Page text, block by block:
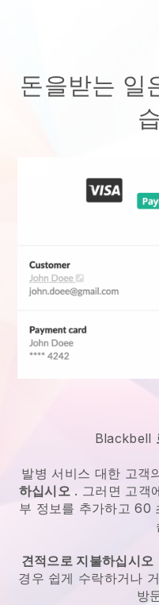
돈을받는 일
Blackbell
발병 서비스 대한 고객
하십시오. 그러면 고객
부 정보를 추가하고 60
견적으로 지불하십시오
경우 쉽게 수락하거나
방